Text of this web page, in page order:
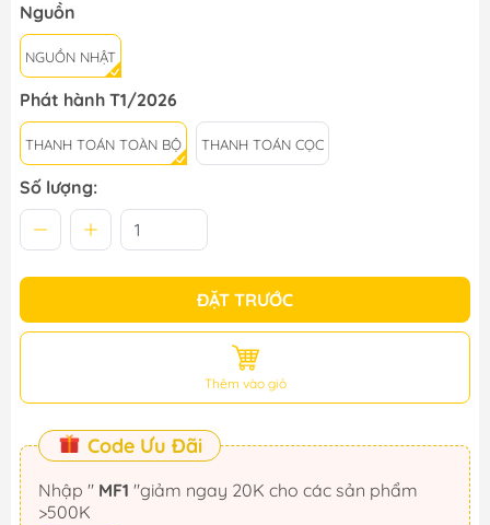
Nguồn
NGUỒN NHẬT
Phát hành T1/2026
THANH TOÁN TOÀN BỘ THANH TOÁN CỌC
Số lượng:
ĐẶT TRƯỚC
Thêm vào giỏ
Code Ưu Đãi
Nhập " MF1
>500K